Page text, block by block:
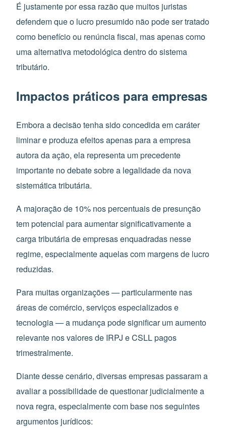
É justamente por essa razão que muitos juristas
defendem que o lucro presumido não pode ser tratado
como benefício ou renúncia fiscal, mas apenas como
uma alternativa metodológica dentro do sistema
tributário.
Impactos práticos para empresas
Embora a decisão tenha sido concedida em caráter
liminar e produza efeitos apenas para a empresa
autora da ação, ela representa um precedente
importante no debate sobre a legalidade da nova
sistemática tributária.
A majoração de 10% nos percentuais de presunção
tem potencial para aumentar significativamente a
carga tributária de empresas enquadradas nesse
regime, especialmente aquelas com margens de lucro
reduzidas.
Para muitas organizações — particularmente nas
áreas de comércio, serviços especializados e
tecnologia — a mudança pode significar um aumento
relevante nos valores de IRPJ e CSLL pagos
trimestralmente.
Diante desse cenário, diversas empresas passaram a
avaliar a possibilidade de questionar judicialmente a
nova regra, especialmente com base nos seguintes
argumentos jurídicos: